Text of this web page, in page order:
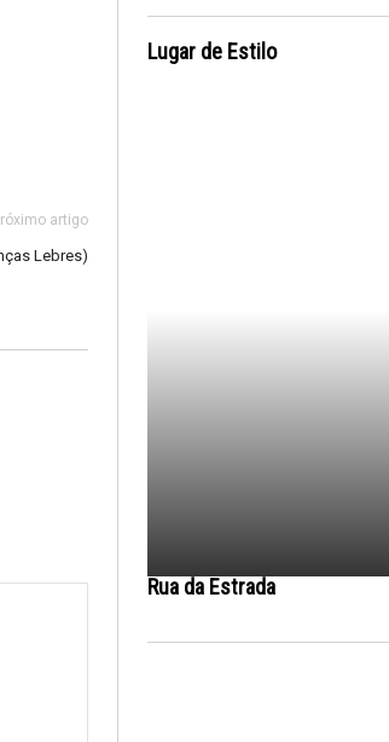
artigo
Lebres)
Lugar de Estilo
Rua da Estrada